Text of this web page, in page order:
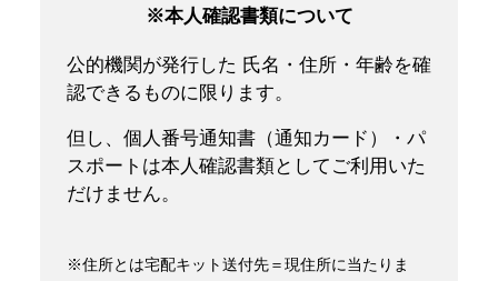
※本人確認書類について
公的機関が発行した 氏名・住所・年齢を確
認できるものに限ります。
但し、個人番号通知書（通知カード）・パ
スポートは本人確認書類としてご利用いた
だけません。
※住所とは宅配キット送付先＝現住所に当たりま